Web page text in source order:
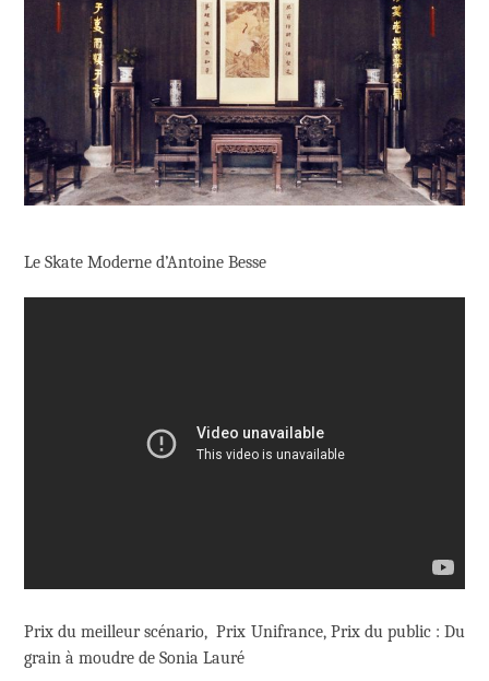
Le Skate Moderne d’Antoine Besse
Prix du meilleur scénario, Prix Unifrance, Prix du public : Du
grain à moudre de Sonia Lauré